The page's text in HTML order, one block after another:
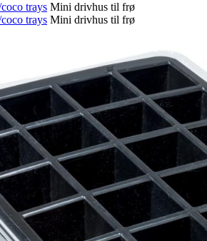
trays Mini drivhus til frø
trays Mini drivhus til frø